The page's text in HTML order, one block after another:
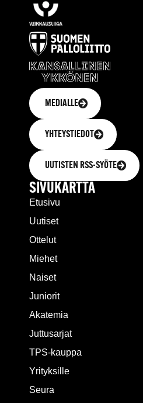
MEDIALLE
YHTEYSTIEDOT
UUTISTEN RSS-SYÖTE
SIVUKARTTA
Etusivu
Uutiset
Ottelut
Miehet
Naiset
Juniorit
Akatemia
Juttusarjat
TPS-kauppa
Yrityksille
Seura